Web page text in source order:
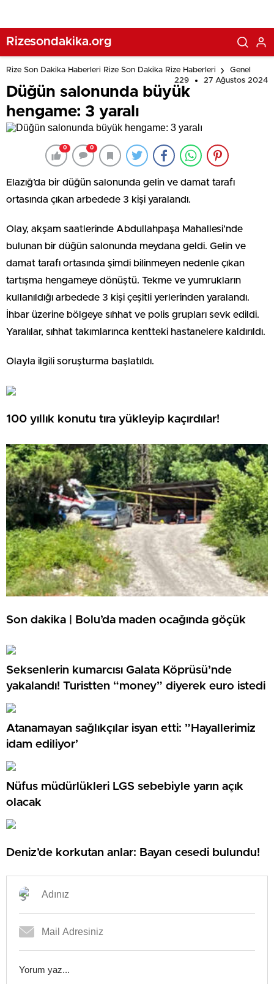
Rizesondakika.org
Rize Son Dakika Haberleri Rize Son Dakika Rize Haberleri
Genel
229
27 Ağustos 2024
Düğün salonunda büyük
hengame: 3 yaralı
0 0
Elazığ’da bir düğün salonunda gelin ve damat tarafı
ortasında çıkan arbedede 3 kişi yaralandı.
Olay, akşam saatlerinde Abdullahpaşa Mahallesi’nde
bulunan bir düğün salonunda meydana geldi. Gelin ve
damat tarafı ortasında şimdi bilinmeyen nedenle çıkan
tartışma hengameye dönüştü. Tekme ve yumrukların
kullanıldığı arbedede 3 kişi çeşitli yerlerinden yaralandı.
İhbar üzerine bölgeye sıhhat ve polis grupları sevk edildi.
Yaralılar, sıhhat takımlarınca kentteki hastanelere kaldırıldı.
Olayla ilgili soruşturma başlatıldı.
100 yıllık konutu tıra yükleyip kaçırdılar!
Son dakika | Bolu’da maden ocağında göçük
Seksenlerin kumarcısı Galata Köprüsü’nde
yakalandı! Turistten “money” diyerek euro istedi
Atanamayan sağlıkçılar isyan etti: ”Hayallerimiz
idam ediliyor’
Nüfus müdürlükleri LGS sebebiyle yarın açık
olacak
Deniz’de korkutan anlar: Bayan cesedi bulundu!